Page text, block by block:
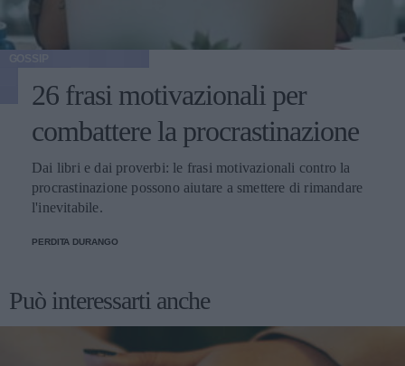
26 frasi motivazionali per
combattere la procrastinazione
Dai libri e dai proverbi: le frasi motivazionali contro la
procrastinazione possono aiutare a smettere di rimandare
l'inevitabile.
PERDITA DURANGO
Può interessarti anche